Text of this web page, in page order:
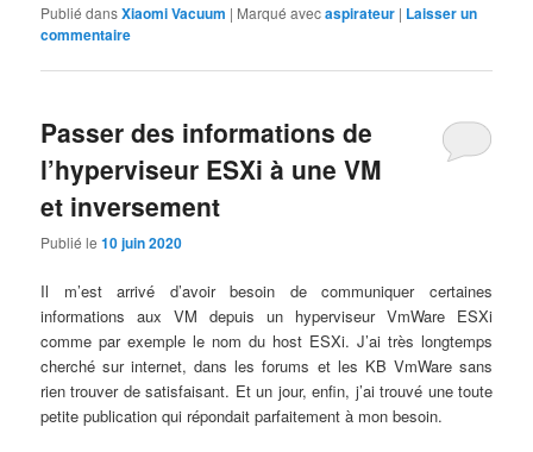
Publié dansXiaomi Vacuum | Marqué avecaspirateur | Laisser un
commentaire
Passer des informations de
l’hyperviseur ESXi à une VM
et inversement
Publié le10 juin 2020
Il m’est arrivé d’avoir besoin de communiquer certaines
informations aux VM depuis un hyperviseur VmWare ESXi
comme par exemple le nom du host ESXi. J’ai très longtemps
cherché sur internet, dans les forums et les KB VmWare sans
rien trouver de satisfaisant. Et un jour, enfin, j’ai trouvé une toute
petite publication qui répondait parfaitement à mon besoin.